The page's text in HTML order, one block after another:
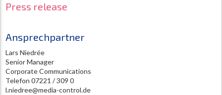
Press release
Ansprechpartner
Lars Niedrée
Senior Manager
Corporate Communications
Telefon 07221 / 309 0
l.niedree@media-control.de